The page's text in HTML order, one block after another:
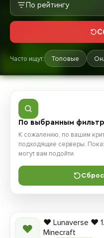
По рейтингу
Часто ищут: Топовые
По выбранным
К сожалению, по вашим
подходящие серверы.
могут вам подойти.
❤
❤️ Lunaverse ❤️
Minecraft